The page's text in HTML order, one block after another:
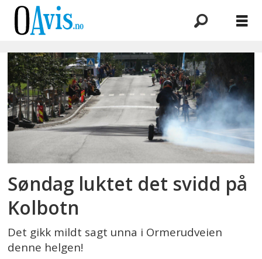
Emne:
eventyrfestivalen
2018
Søndag luktet det svidd på
Kolbotn
Det gikk mildt sagt unna i Ormerudveien
denne helgen!